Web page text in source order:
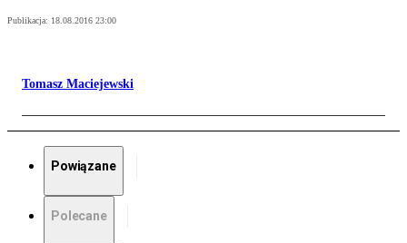
Publikacja: 18.08.2016 23:00
Tomasz Maciejewski
Powiązane
Polecane